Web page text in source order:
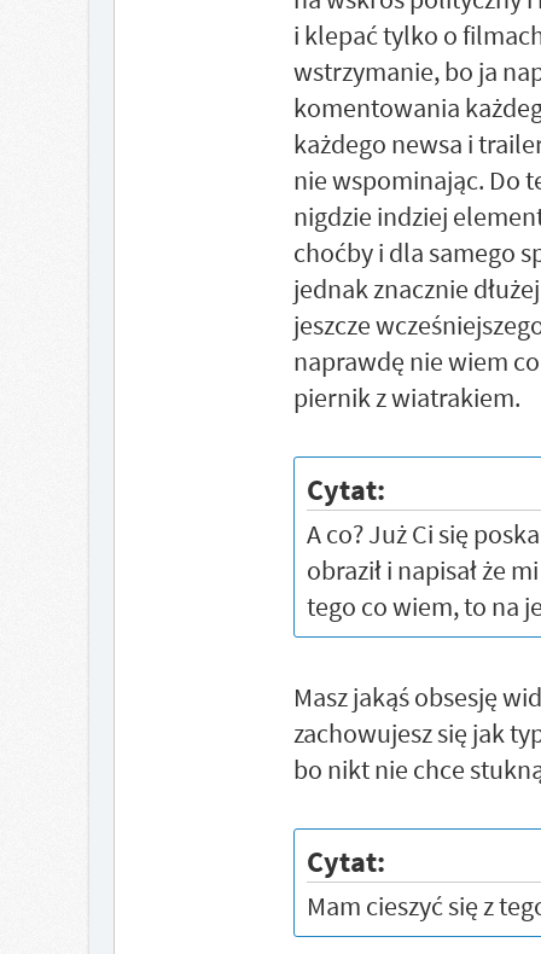
i klepać tylko o
wstrzymanie, bo ja
komentowania
każdego newsa i
nie wspominając. Do
nigdzie indziej
choćby i dla samego
jednak znacznie
jeszcze
naprawdę nie wiem
piernik z wiatrakiem.
Cytat:
A co? Już Ci się
obraził i napisał że
tego co wiem, to na
Masz jakąś obsesję
zachowujesz się jak
bo nikt nie chce
Cytat:
Mam cieszyć się z